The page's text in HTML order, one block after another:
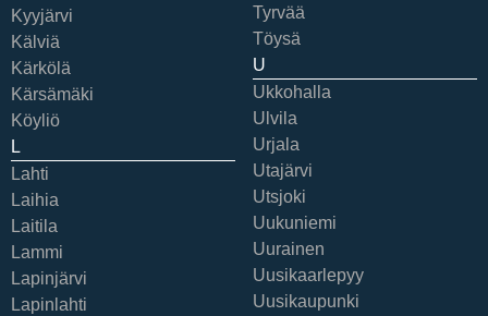
Kyyjärvi
Kälviä
Kärkölä
Kärsämäki
Köyliö
L
Lahti
Laihia
Laitila
Lammi
Lapinjärvi
Lapinlahti
Tyrvää
Töysä
U
Ukkohalla
Ulvila
Urjala
Utajärvi
Utsjoki
Uukuniemi
Uurainen
Uusikaarlepyy
Uusikaupunki